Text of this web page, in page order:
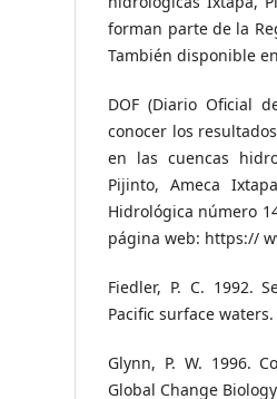
forman parte de la
También disponible
DOF (Diario Oficial
conocer los
en las cuencas
Pijinto, Ameca
Hidrológica número
página web: https://
Fiedler, P. C. 1992.
Pacific surface
Glynn, P. W. 1996.
Global Change